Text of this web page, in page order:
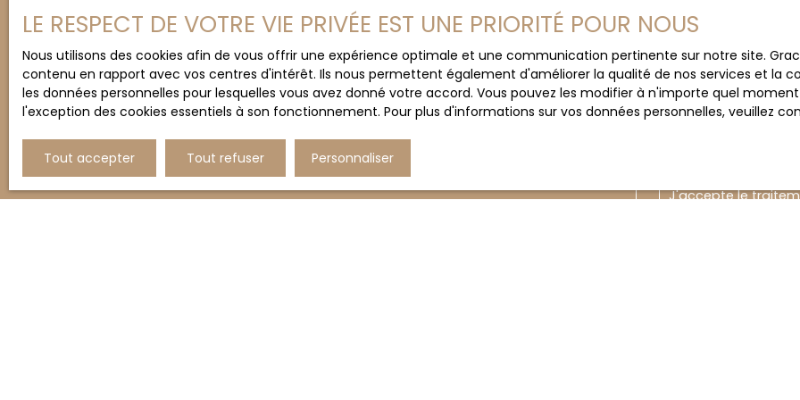
Un projet immobilier dans le secteur ?
ContactezDenis GARCIA
+33 6 52 53 19 40
Votre commune
J'accepte le
LE RESPECT DE VOTRE VIE PRIVÉE EST UNE PRIORITÉ POUR NOUS
Nous utilisons des cookies afin de vous offrir une expérience optimale et une communication pertinente sur notre site.
contenu en rapport avec vos centres d'intérêt. Ils nous permettent également d'améliorer la qualité de nos services et la
les données personnelles pour lesquelles vous avez donné votre accord. Vous pouvez les modifier à n'importe quel
l'exception des cookies essentiels à son fonctionnement. Pour plus d'informations sur vos données personnelles, veuillez
Tout accepter Tout refuser Personnaliser